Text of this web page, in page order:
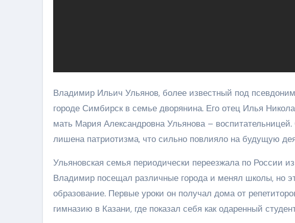
Владимир Ильич Ульянов, более известный под
городе Симбирск в семье дворянина. Его отец Илья
мать Мария Александровна Ульянова –
лишена патриотизма, что сильно повлияло на будущую
Ульяновская семья периодически переезжала по России
Владимир посещал различные города и менял школы, но
образование. Первые уроки он получал дома от
гимназию в Казани, где показал себя как одаренный